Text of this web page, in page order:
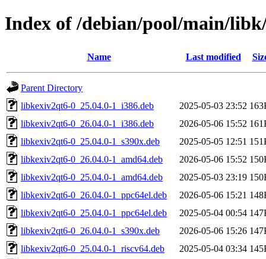
Index of /debian/pool/main/
Name Last modified
Parent Directory
libkexiv2qt6-0_25.04.0-1_i386.deb
2025-05-03 23:52
libkexiv2qt6-0_26.04.0-1_i386.deb
2026-05-06 15:52
libkexiv2qt6-0_25.04.0-1_s390x.deb
2025-05-05 12:51
libkexiv2qt6-0_26.04.0-1_amd64.deb
2026-05-06 15:52
libkexiv2qt6-0_25.04.0-1_amd64.deb
2025-05-03 23:19
libkexiv2qt6-0_26.04.0-1_ppc64el.deb
2026-05-06 15:21
libkexiv2qt6-0_25.04.0-1_ppc64el.deb
2025-05-04 00:54
libkexiv2qt6-0_26.04.0-1_s390x.deb
2026-05-06 15:26
libkexiv2qt6-0_25.04.0-1_riscv64.deb
2025-05-04 03:34